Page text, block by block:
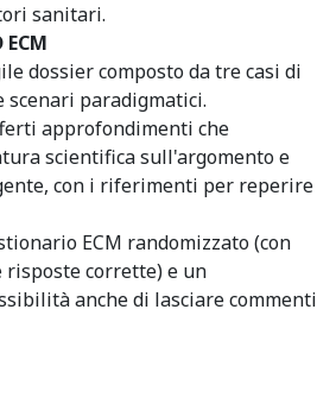
sanitari.
dossier composto da tre casi di
paradigmatici.
approfondimenti che
scientifica sull'argomento e
con i riferimenti per reperire
ECM randomizzato (con
risposte corrette) e un
anche di lasciare commenti